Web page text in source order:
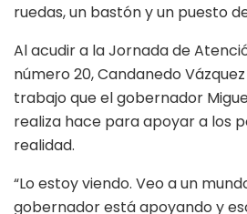
ruedas, un bastón y un puesto
Al acudir a la Jornada de
número 20, Candanedo
trabajo que el gobernador
realiza hace para apoyar a los
realidad.
“Lo estoy viendo. Veo a un
gobernador está apoyando y